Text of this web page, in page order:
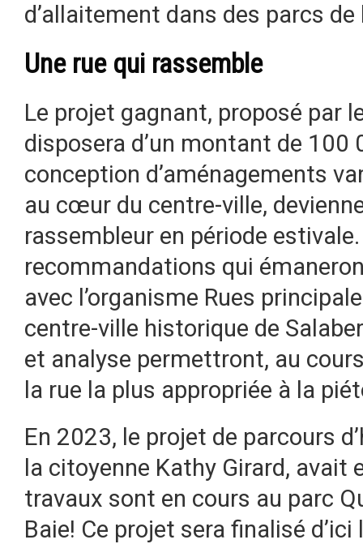
d’allaitement dans des parcs de
Une rue qui rassemble
Le projet gagnant, proposé par
disposera d’un montant de
conception d’aménagements
au cœur du centre-ville,
rassembleur en période
recommandations qui
avec l’organisme Rues
centre-ville historique de
et analyse permettront, au
la rue la plus appropriée à la
En 2023, le projet de parcours
la citoyenne Kathy Girard, avait
travaux sont en cours au parc
Baie! Ce projet sera finalisé